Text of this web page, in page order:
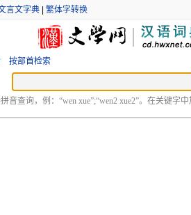
言文字典| 繁体字转换
按部首检索
音查询，例：“wen xue”;“wen2 xue2”。在关键字